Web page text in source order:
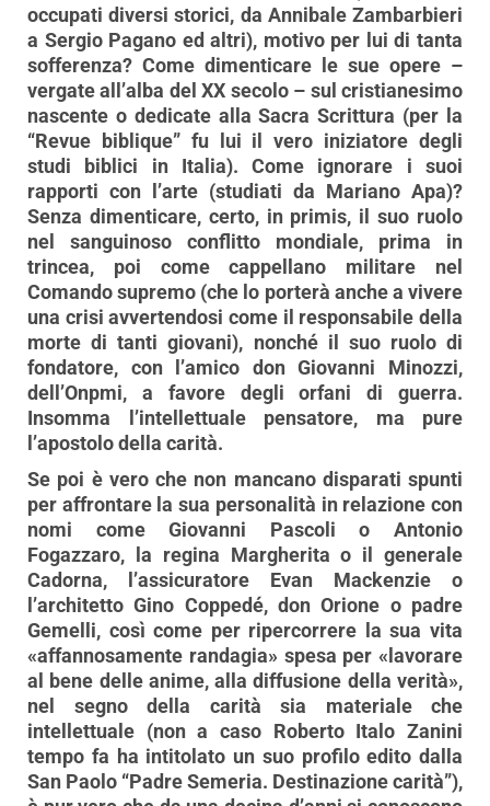
occupati diversi storici, da Annibale Zambarbieri
a Sergio Pagano ed altri), motivo per lui di tanta
sofferenza? Come dimenticare le sue opere –
vergate all’alba del XX secolo – sul cristianesimo
nascente o dedicate alla Sacra Scrittura (per la
“Revue biblique” fu lui il vero iniziatore degli
studi biblici in Italia). Come ignorare i suoi
rapporti con l’arte (studiati da Mariano Apa)?
Senza dimenticare, certo, in primis, il suo ruolo
nel sanguinoso conflitto mondiale, prima in
trincea, poi come cappellano militare nel
Comando supremo (che lo porterà anche a vivere
una crisi avvertendosi come il responsabile della
morte di tanti giovani), nonché il suo ruolo di
fondatore, con l’amico don Giovanni Minozzi,
dell’Onpmi, a favore degli orfani di guerra.
Insomma l’intellettuale pensatore, ma pure
l’apostolo della carità.
Se poi è vero che non mancano disparati spunti
per affrontare la sua personalità in relazione con
nomi come Giovanni Pascoli o Antonio
Fogazzaro, la regina Margherita o il generale
Cadorna, l’assicuratore Evan Mackenzie o
l’architetto Gino Coppedé, don Orione o padre
Gemelli, così come per ripercorrere la sua vita
«affannosamente randagia» spesa per «lavorare
al bene delle anime, alla diffusione della verità»,
nel segno della carità sia materiale che
intellettuale (non a caso Roberto Italo Zanini
tempo fa ha intitolato un suo profilo edito dalla
San Paolo “Padre Semeria. Destinazione carità”),